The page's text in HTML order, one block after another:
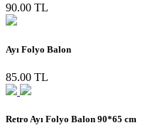
90.00 TL
Ayı Folyo Balon
85.00 TL
Retro Ayı Folyo Balon 90*65 cm